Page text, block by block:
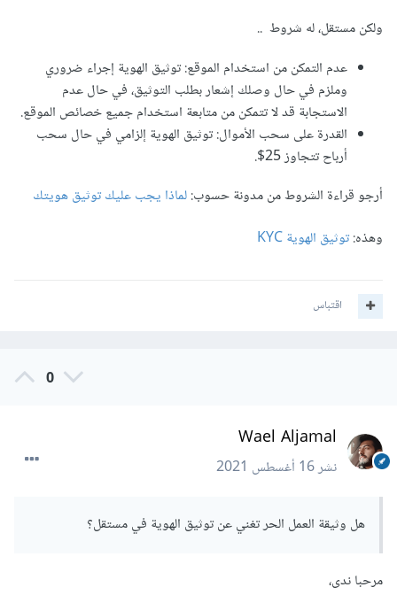
ولكن مستقل، له شروط ..
عدم التمكن من استخدام الموقع: توثيق الهوية إجراء ضروري
وملزم في حال وصلك إشعار بطلب التوثيق، في حال عدم
الاستجابة قد لا تتمكن من متابعة استخدام جميع خصائص الموقع.
القدرة على سحب الأموال: توثيق الهوية إلزامي في حال سحب
أرباح تتجاوز 25$.
أرجو قراءة الشروط من مدونة حسوب:لماذا يجب عليك توثيق هويتك
وهذه:توثيق الهوية KYC
اقتباس
0
Wael Aljamal
نشر16 أغسطس 2021
هل وثيقة العمل الحر تغني عن توثيق الهوية في مستقل؟
مرحبا ندى،